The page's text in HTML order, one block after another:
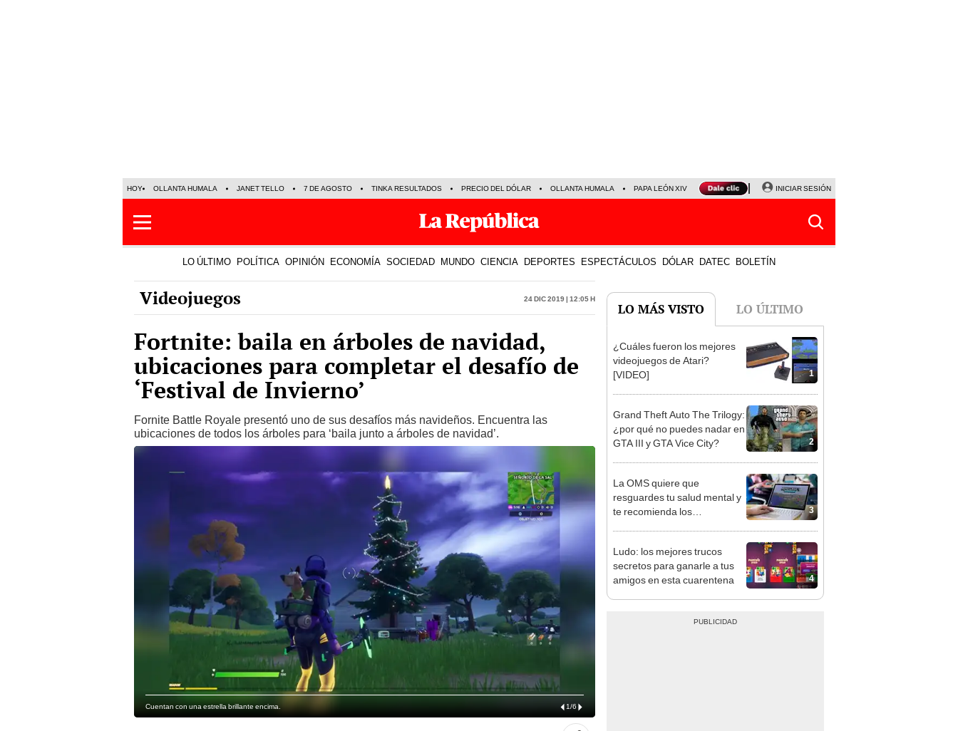
HOY OLLANTA HUMALA JANET TELLO 7 DE AGOSTO TINKA RESULTADOS PRECIO DEL DÓLAR OLLANTA HUMALA PAPA LEÓN XIV NALDY SALDAÑA LA BELLA LUZ
INICIAR SESIÓN
LO ÚLTIMO POLÍTICA OPINIÓN ECONOMÍA SOCIEDAD MUNDO CIENCIA DEPORTES ESPECTÁCULOS DÓLAR DATEC BOLETÍN
Videojuegos 24 Dic 2019 | 12:05 h
Fortnite: baila en árboles de navidad,
ubicaciones para completar el desafío de
‘Festival de Invierno’
Fornite Battle Royale presentó uno de sus desafíos más navideños. Encuentra las
ubicaciones de todos los árboles para ‘baila junto a árboles de navidad’.
Cuentan con una estrella brillante encima. 1/6
LO MÁS VISTO LO ÚLTIMO
1
¿Cuáles fueron los mejores
videojuegos de Atari?
[VIDEO]
2
Grand Theft Auto The Trilogy:
¿por qué no puedes nadar en
GTA III y GTA Vice City?
3
La OMS quiere que
resguardes tu salud mental y
te recomienda los
4
Ludo: los mejores trucos
secretos para ganarle a tus
amigos en esta cuarentena